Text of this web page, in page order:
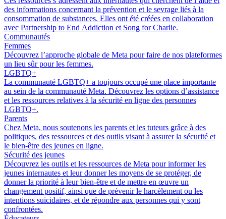
des informations concernant la prévention et le sevrage liés à la
consommation de substances. Elles ont été créées en collaboration
avec Partnership to End Addiction et Song for Charlie.
Communautés
Femmes
Découvrez l’approche globale de Meta pour faire de nos plateformes
un lieu sûr pour les femmes.
LGBTQ+
La communauté LGBTQ+ a toujours occupé une place importante
au sein de la communauté Meta. Découvrez les options d’assistance
et les ressources relatives à la sécurité en ligne des personnes
LGBTQ+.
Parents
Chez Meta, nous soutenons les parents et les tuteurs grâce à des
politiques, des ressources et des outils visant à assurer la sécurité et
le bien-être des jeunes en ligne.
Sécurité des jeunes
Découvrez les outils et les ressources de Meta pour informer les
jeunes internautes et leur donner les moyens de se protéger, de
donner la priorité à leur bien-être et de mettre en œuvre un
changement positif, ainsi que de prévenir le harcèlement ou les
intentions suicidaires, et de répondre aux personnes qui y sont
confrontées.